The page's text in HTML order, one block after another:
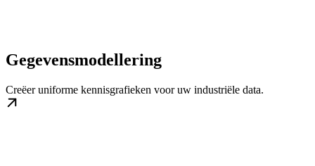
Gegevensmodellering
Creëer uniforme kennisgrafieken voor uw industriële data.